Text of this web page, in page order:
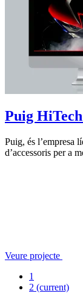
Puig
Puig, és l’empresa
d’accessoris per a
Veure projecte
1
2 (current)